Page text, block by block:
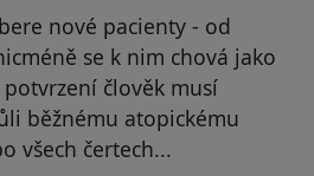
nové pacienty - od
se k nim chová jako
potvrzení člověk musí
běžnému atopickému
všech čertech...